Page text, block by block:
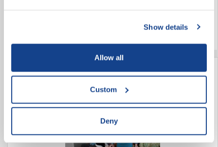
Show details
Allow all
Custom
Deny
Když stáří nemůže, mládí pomůže